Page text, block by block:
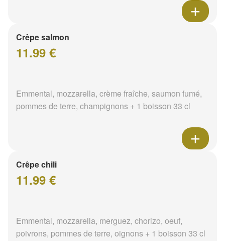
Crêpe salmon
11.99 €
Emmental, mozzarella, crème fraîche, saumon fumé,
pommes de terre, champignons + 1 boisson 33 cl
Crêpe chili
11.99 €
Emmental, mozzarella, merguez, chorizo, oeuf,
poivrons, pommes de terre, oignons + 1 boisson 33 cl